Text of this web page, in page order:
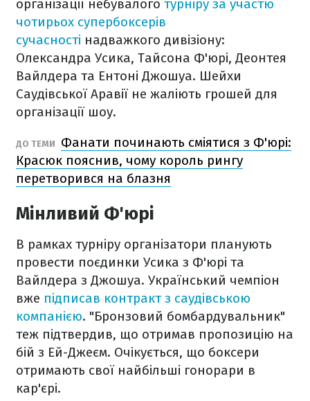
організації небувалого турніру за участю
чотирьох супербоксерів
сучасності надважкого дивізіону:
Олександра Усика, Тайсона Ф'юрі, Деонтея
Вайлдера та Ентоні Джошуа. Шейхи
Саудівської Аравії не жаліють грошей для
організації шоу.
ДО ТЕМИ
Фанати починають сміятися з Ф'юрі:
Красюк пояснив, чому король рингу
перетворився на блазня
Мінливий Ф'юрі
В рамках турніру організатори планують
провести поєдинки Усика з Ф'юрі та
Вайлдера з Джошуа. Український чемпіон
вже підписав контракт з саудівською
компанією. "Бронзовий бомбардувальник"
теж підтвердив, що отримав пропозицію на
бій з Ей-Джеєм. Очікується, що боксери
отримають свої найбільші гонорари в
кар'єрі.